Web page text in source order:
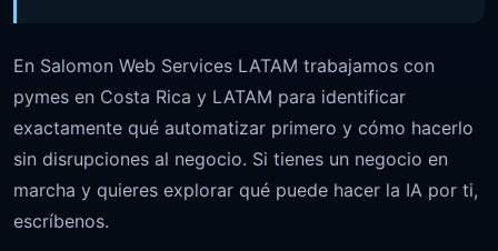
En Salomon Web Services LATAM trabajamos con
pymes en Costa Rica y LATAM para identificar
exactamente qué automatizar primero y cómo hacerlo
sin disrupciones al negocio. Si tienes un negocio en
marcha y quieres explorar qué puede hacer la IA por ti,
escríbenos.